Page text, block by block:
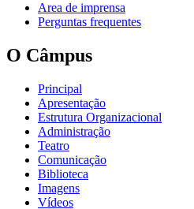
Area de imprensa
Perguntas frequentes
O Câmpus
Principal
Apresentação
Estrutura Organizacional
Administração
Teatro
Comunicação
Biblioteca
Imagens
Vídeos